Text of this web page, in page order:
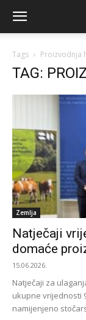
Tags Proizvodnja
TAG:
Zemlja
Natječaji
domaće
15.06.2026.
Natječaji za
ukupne vrijednosti
namijenjeno